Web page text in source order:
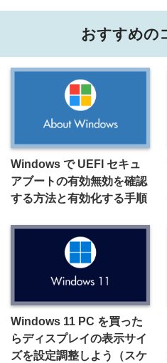
おすすめの
Windows で UEFI セキュ
アブートの有効無効を確認
する方法と有効化する手順
Windows 11 PC を買った
らディスプレイの表示サイ
ズを設定調整しよう（スケ